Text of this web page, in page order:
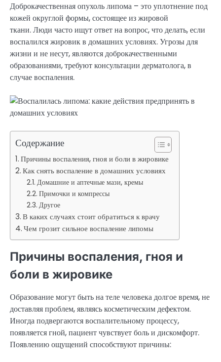
Доброкачественная опухоль липома – это уплотнение под
кожей округлой формы, состоящее из жировой
ткани. Люди часто ищут ответ на вопрос, что делать, если
воспалился жировик в домашних условиях. Угрозы для
жизни и не несут, являются доброкачественными
образованиями, требуют консультации дерматолога, в
случае воспаления.
Содержание
Причины воспаления, гноя и боли в жировике
Как снять воспаление в домашних условиях
Домашние и аптечные мази, кремы
Примочки и компрессы
Другое
В каких случаях стоит обратиться к врачу
Чем грозит сильное воспаление липомы
Причины воспаления, гноя и
боли в жировике
Образование могут быть на теле человека долгое время, не
доставляя проблем, являясь косметическим дефектом.
Иногда подвергаются воспалительному процессу,
появляется гной, пациент чувствует боль и дискомфорт.
Появлению ощущений способствуют причины: